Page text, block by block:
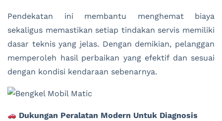
Pendekatan ini membantu menghemat biaya
sekaligus memastikan setiap tindakan servis memiliki
dasar teknis yang jelas. Dengan demikian, pelanggan
memperoleh hasil perbaikan yang efektif dan sesuai
dengan kondisi kendaraan sebenarnya.
Dukungan Peralatan Modern Untuk Diagnosis